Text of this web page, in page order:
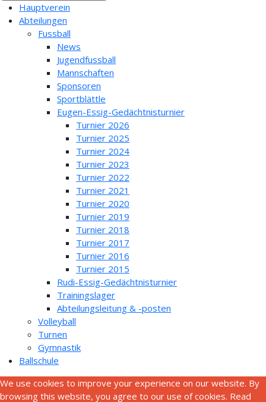
Hauptverein
Abteilungen
Fussball
News
Jugendfussball
Mannschaften
Sponsoren
Sportblättle
Eugen-Essig-Gedächtnisturnier
Turnier 2026
Turnier 2025
Turnier 2024
Turnier 2023
Turnier 2022
Turnier 2021
Turnier 2020
Turnier 2019
Turnier 2018
Turnier 2017
Turnier 2016
Turnier 2015
Rudi-Essig-Gedächtnisturnier
Trainingslager
Abteilungsleitung & -posten
Volleyball
Turnen
Gymnastik
Ballschule
We use cookies to improve your experience on our website. By
browsing this website, you agree to our use of cookies. Read